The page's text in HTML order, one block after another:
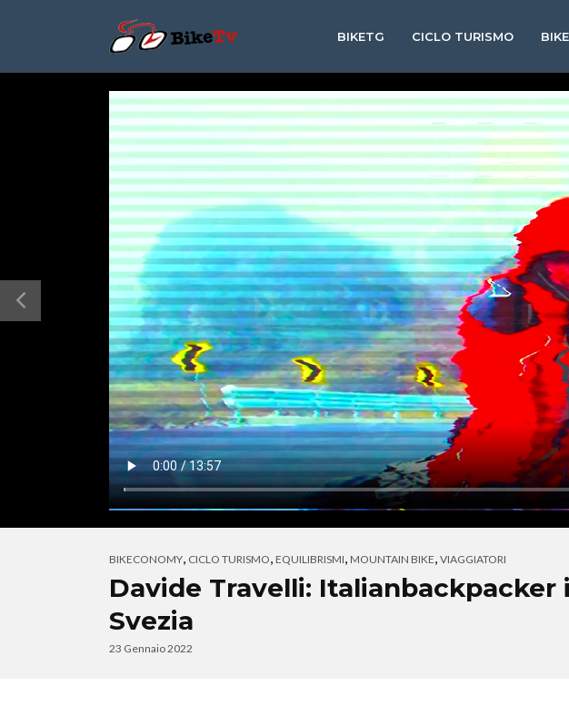
BIKETG CICLO TURISMO
BIKECONOMY, CICLO TURISMO, EQUILIBRISMI, MOUNTAIN BIKE, VIAGGIATORI
Davide Travelli: Italianbackpacker
Svezia
23 Gennaio 2022